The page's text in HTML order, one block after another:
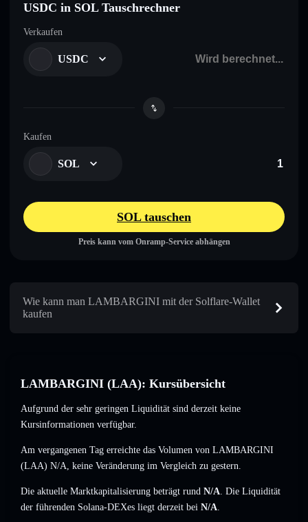
USDC in SOL Tauschrechner
Verkaufen
USDC
Kaufen
SOL
SOL tauschen
Preis kann vom Onramp-Service abhängen
Wie kann man LAMBARGINI mit der Solflare-Wallet
kaufen
LAMBARGINI (LAA): Kursübersicht
Aufgrund der sehr geringen Liquidität sind derzeit keine
Kursinformationen verfügbar.
Am vergangenen Tag erreichte das Volumen von LAMBARGINI
(LAA) N/A, keine Veränderung im Vergleich zu gestern.
Die aktuelle Marktkapitalisierung beträgt rund N/A. Die Liquidität
der führenden Solana-DEXes liegt derzeit bei N/A.